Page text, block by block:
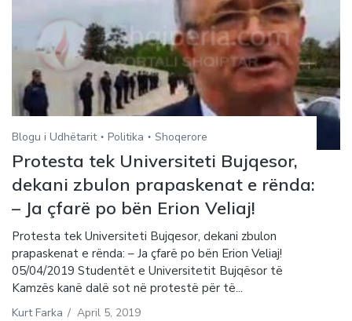
Blogu i Udhëtarit Politika Shoqerore
Protesta tek Universiteti Bujqesor,
dekani zbulon prapaskenat e rënda:
– Ja çfarë po bën Erion Veliaj!
Protesta tek Universiteti Bujqesor, dekani zbulon
prapaskenat e rënda: – Ja çfarë po bën Erion Veliaj!
05/04/2019 Studentët e Universitetit Bujqësor të
Kamzës kanë dalë sot në protestë për të...
Kurt Farka / April 5, 2019